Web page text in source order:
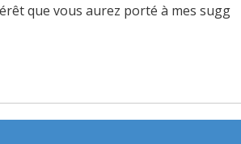
que vous aurez porté à mes sugg